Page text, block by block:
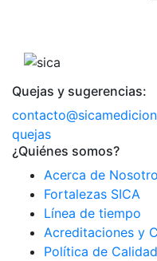
Quejas y sugerencias:
quejas
¿Quiénes somos?
Acerca de
Fortalezas SICA
Línea de tiempo
Acreditaciones y
Política de Calidad